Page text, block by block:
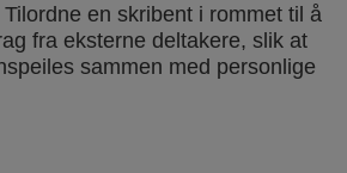
en skribent i rommet til å
fra eksterne deltakere, slik at
sammen med personlige